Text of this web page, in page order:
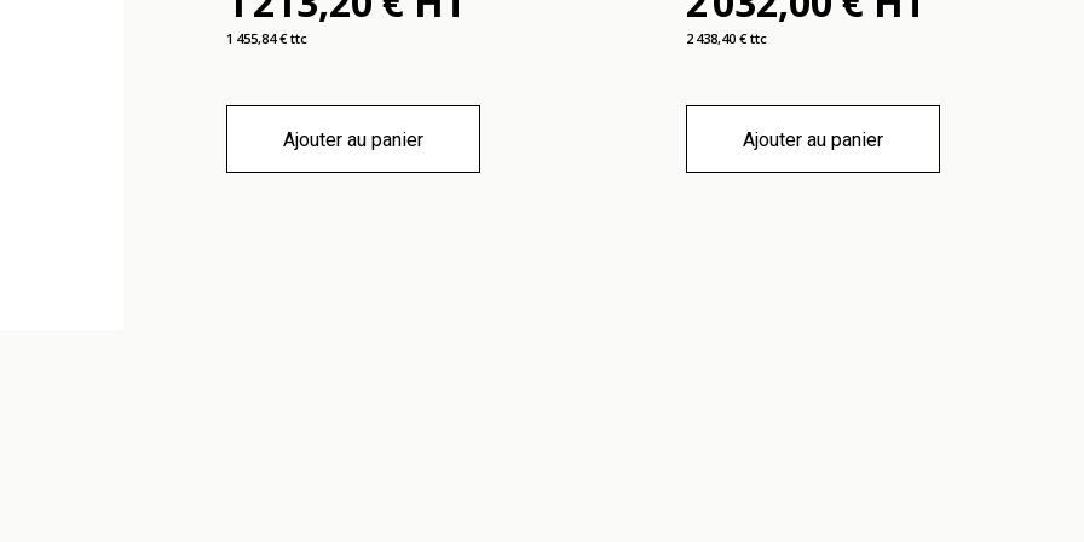
1 455,84 € ttc
Ajouter au panier
2 438,40 € ttc
Ajouter au panier